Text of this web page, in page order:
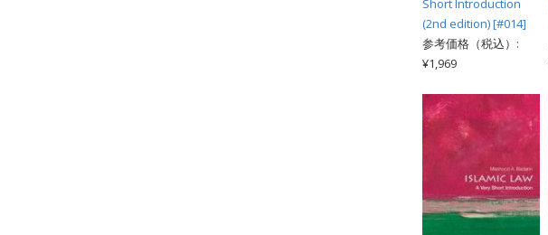
Short Introduction
(2nd edition) [#014]
参考価格（税込）:
¥1,969